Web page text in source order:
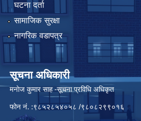
घटना दर्ता
सामाजिक सुरक्षा
नागरिक वडापत्र
सूचना अधिकारी
मनाेज कुमार साह -सूचना प्रविधि अधिकृत
फोन नं. :९८५२८५४०५८ /९८०८२९९०१६